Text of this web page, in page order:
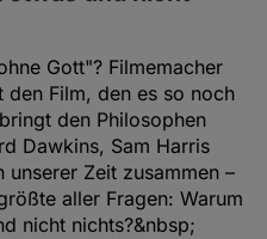
Gott"? Filmemacher
Film, den es so noch
den Philosophen
Dawkins, Sam Harris
Zeit zusammen –
aller Fragen: Warum
nicht nichts?&nbsp;